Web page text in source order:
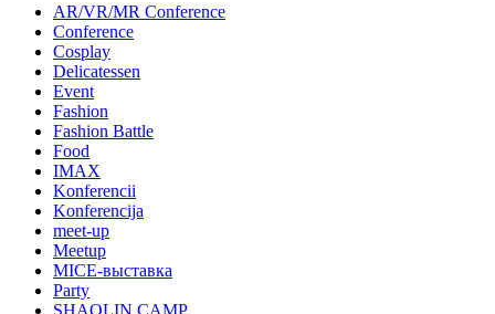
AR/VR/MR Conference
Conference
Cosplay
Delicatessen
Event
Fashion
Fashion Battle
Food
IMAX
Konferencii
Konferencija
meet-up
Meetup
MICE-выставка
Party
SHAOLIN CAMP